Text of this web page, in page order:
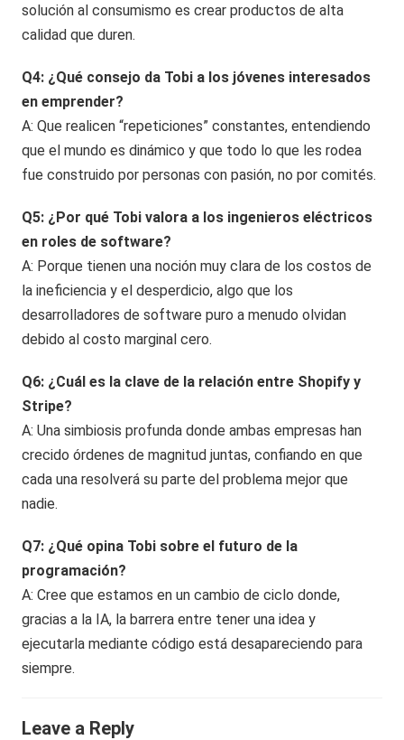
solución al consumismo es crear productos de alta
calidad que duren.
Q4: ¿Qué consejo da Tobi a los jóvenes interesados
en emprender?
A: Que realicen “repeticiones” constantes, entendiendo
que el mundo es dinámico y que todo lo que les rodea
fue construido por personas con pasión, no por comités.
Q5: ¿Por qué Tobi valora a los ingenieros eléctricos
en roles de software?
A: Porque tienen una noción muy clara de los costos de
la ineficiencia y el desperdicio, algo que los
desarrolladores de software puro a menudo olvidan
debido al costo marginal cero.
Q6: ¿Cuál es la clave de la relación entre Shopify y
Stripe?
A: Una simbiosis profunda donde ambas empresas han
crecido órdenes de magnitud juntas, confiando en que
cada una resolverá su parte del problema mejor que
nadie.
Q7: ¿Qué opina Tobi sobre el futuro de la
programación?
A: Cree que estamos en un cambio de ciclo donde,
gracias a la IA, la barrera entre tener una idea y
ejecutarla mediante código está desapareciendo para
siempre.
Leave a Reply